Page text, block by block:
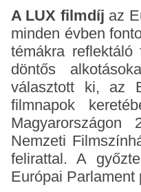
A LUX filmdíj az
minden évben
témákra
döntős
választott ki, az
filmnapok
Nemzeti
felirattal. A
Európai